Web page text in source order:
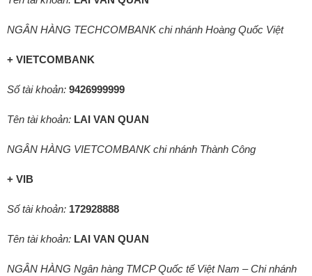
NGÂN HÀNG TECHCOMBANK chi nhánh Hoàng Quốc Việt
+ VIETCOMBANK
Số tài khoản: 9426999999
Tên tài khoản: LAI VAN QUAN
NGÂN HÀNG VIETCOMBANK chi nhánh Thành Công
+ VIB
Số tài khoản: 172928888
Tên tài khoản: LAI VAN QUAN
NGÂN HÀNG Ngân hàng TMCP Quốc tế Việt Nam – Chi nhánh